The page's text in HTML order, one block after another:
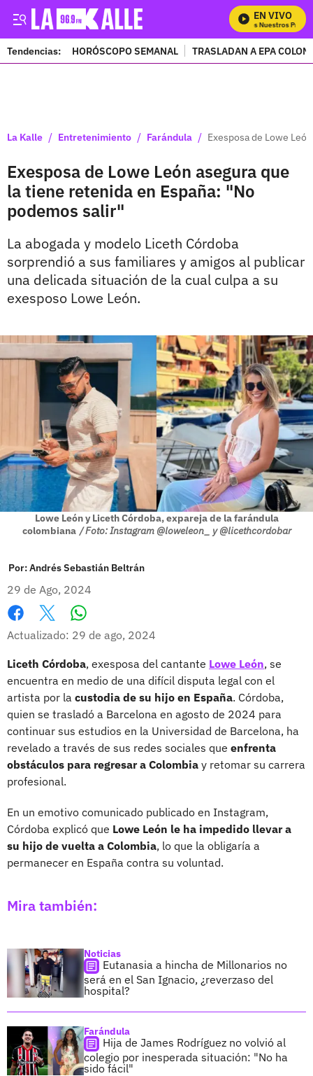
EN VIVO
Mira Todos Nuestros
Tendencias: HORÓSCOPO SEMANAL TRASLADAN A EPA
La Kalle / Entretenimiento / Farándula / Exesposa de Lowe
Exesposa de Lowe León asegura que
la tiene retenida en España: "No
podemos salir"
La abogada y modelo Liceth Córdoba
sorprendió a sus familiares y amigos al publicar
una delicada situación de la cual culpa a su
exesposo Lowe León.
Lowe León y Liceth Córdoba, expareja de la farándula
colombiana / Foto: Instagram @loweleon_ y @licethcordobar
Por:Andrés Sebastián Beltrán
29 de Ago, 2024
Facebook
X
Actualizado: 29 de ago, 2024
Liceth Córdoba, exesposa del cantante Lowe León, se
encuentra en medio de una difícil disputa legal con el
artista por la custodia de su hijo en España. Córdoba,
quien se trasladó a Barcelona en agosto de 2024 para
continuar sus estudios en la Universidad de Barcelona, ha
revelado a través de sus redes sociales que enfrenta
obstáculos para regresar a Colombia y retomar su carrera
profesional.
En un emotivo comunicado publicado en Instagram,
Córdoba explicó que Lowe León le ha impedido llevar a
su hijo de vuelta a Colombia, lo que la obligaría a
permanecer en España contra su voluntad.
Mira también:
Noticias
Eutanasia a hincha de Millonarios no
será en el San Ignacio, ¿reverzaso del
hospital?
Farándula
Hija de James Rodríguez no volvió al
colegio por inesperada situación: "No ha
sido fácil"